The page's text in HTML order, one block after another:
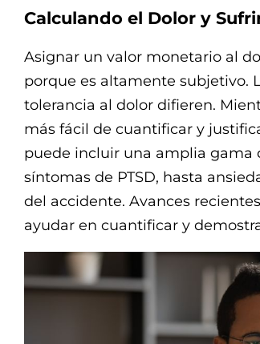
Calculando el Dolor y
Asignar un valor monetario al
porque es altamente subjetivo.
tolerancia al dolor difieren.
más fácil de cuantificar y
puede incluir una amplia gama
síntomas de PTSD, hasta
del accidente. Avances
ayudar en cuantificar y